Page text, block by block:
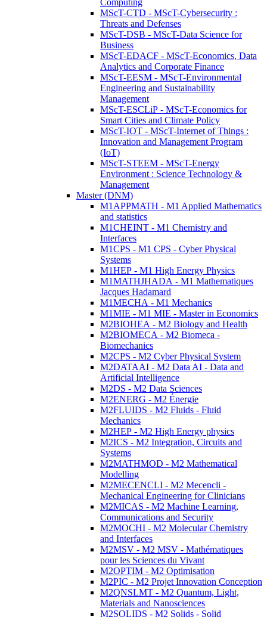
Computing
MScT-CTD - MScT-Cybersecurity :
Threats and Defenses
MScT-DSB - MScT-Data Science for
Business
MScT-EDACF - MScT-Economics, Data
Analytics and Corporate Finance
MScT-EESM - MScT-Environmental
Engineering and Sustainability
Management
MScT-ESCLiP - MScT-Economics for
Smart Cities and Climate Policy
MScT-IOT - MScT-Internet of Things :
Innovation and Management Program
(IoT)
MScT-STEEM - MScT-Energy
Environment : Science Technology &
Management
Master (DNM)
M1APPMATH - M1 Applied Mathematics
and statistics
M1CHEINT - M1 Chemistry and
Interfaces
M1CPS - M1 CPS - Cyber Physical
Systems
M1HEP - M1 High Energy Physics
M1MATHJHADA - M1 Mathematiques
Jacques Hadamard
M1MECHA - M1 Mechanics
M1MIE - M1 MIE - Master in Economics
M2BIOHEA - M2 Biology and Health
M2BIOMECA - M2 Biomeca -
Biomechanics
M2CPS - M2 Cyber Physical System
M2DATAAI - M2 Data AI - Data and
Artificial Intelligence
M2DS - M2 Data Sciences
M2ENERG - M2 Énergie
M2FLUIDS - M2 Fluids - Fluid
Mechanics
M2HEP - M2 High Energy physics
M2ICS - M2 Integration, Circuits and
Systems
M2MATHMOD - M2 Mathematical
Modelling
M2MECENCLI - M2 Mecencli -
Mechanical Engineering for Clinicians
M2MICAS - M2 Machine Learning,
Communications and Security
M2MOCHI - M2 Molecular Chemistry
and Interfaces
M2MSV - M2 MSV - Mathématiques
pour les Sciences du Vivant
M2OPTIM - M2 Optimisation
M2PIC - M2 Projet Innovation Conception
M2QNSLMT - M2 Quantum, Light,
Materials and Nanosciences
M2SOLIDS - M2 Solids - Solid